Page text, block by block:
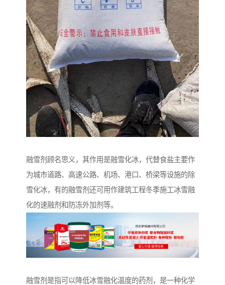
融雪剂顾名思义，其作用是融雪化冰，代替食盐主要作
为城市道路、高速公路、机场、港口、桥梁等设施的除
雪化冰，有的融雪剂还可用作建筑工程冬季施工冰雪融
化的速融剂和防冻外加剂等。
融雪剂是指可以降低冰雪融化温度的药剂，是一种化学